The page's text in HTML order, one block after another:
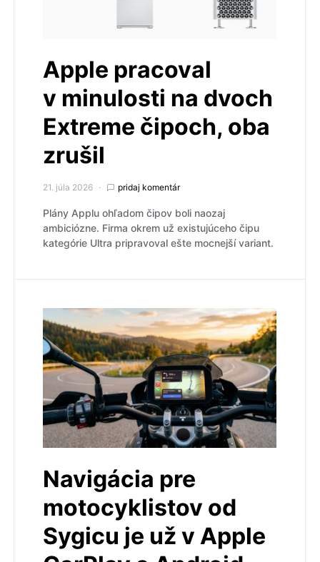
Apple pracoval
v minulosti na dvoch
Extreme čipoch, oba
zrušil
21. júla 2026 pridaj komentár
Plány Applu ohľadom čipov boli naozaj
ambiciózne. Firma okrem už existujúceho čipu
kategórie Ultra pripravoval ešte mocnejší variant.
Navigácia pre
motocyklistov od
Sygicu je už v Apple